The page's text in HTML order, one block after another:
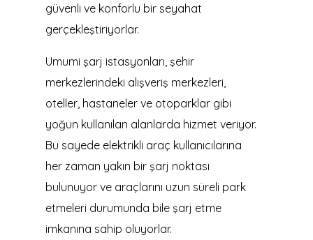
güvenli ve konforlu bir seyahat
gerçekleştiriyorlar.
Umumi şarj istasyonları, şehir
merkezlerindeki alışveriş merkezleri,
oteller, hastaneler ve otoparklar gibi
yoğun kullanılan alanlarda hizmet veriyor.
Bu sayede elektrikli araç kullanıcılarına
her zaman yakın bir şarj noktası
bulunuyor ve araçlarını uzun süreli park
etmeleri durumunda bile şarj etme
imkanına sahip oluyorlar.